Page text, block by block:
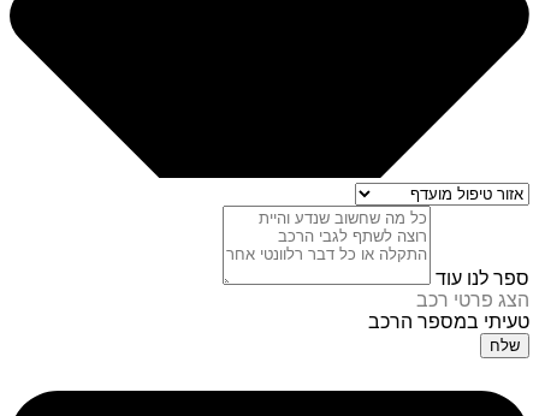
ספר לנו עוד
הצג פרטי רכב
טעיתי במספר הרכב
שלח